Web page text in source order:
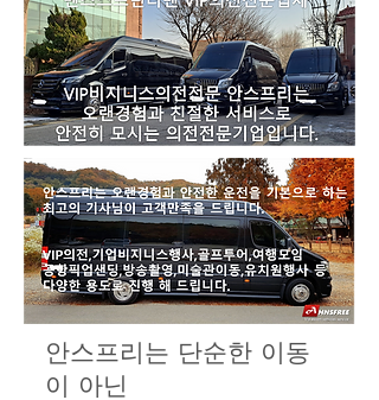
안스프리는 단순한 이동
이 아닌